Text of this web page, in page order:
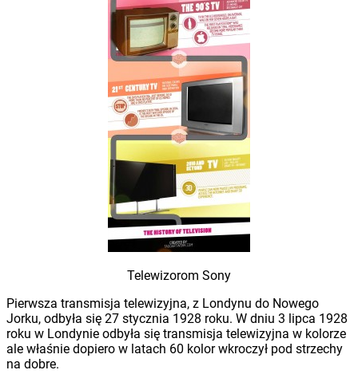
Telewizorom Sony
Pierwsza transmisja telewizyjna, z Londynu do Nowego
Jorku, odbyła się 27 stycznia 1928 roku. W dniu 3 lipca 1928
roku w Londynie odbyła się transmisja telewizyjna w kolorze
ale właśnie dopiero w latach 60 kolor wkroczył pod strzechy
na dobre.